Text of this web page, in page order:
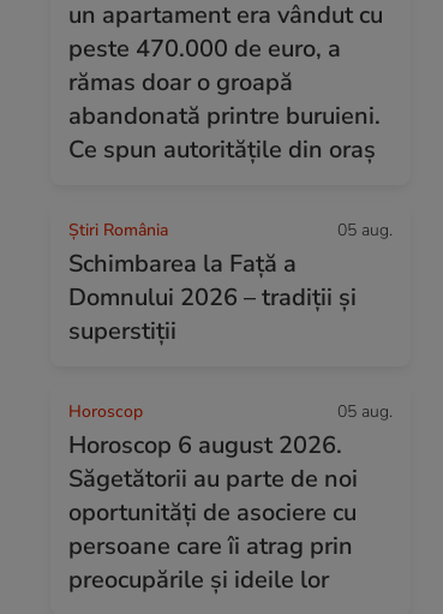
un apartament era vândut cu
peste 470.000 de euro, a
rămas doar o groapă
abandonată printre buruieni.
Ce spun autoritățile din oraș
Știri România 05 aug.
Schimbarea la Față a
Domnului 2026 – tradiții și
superstiții
Horoscop 05 aug.
Horoscop 6 august 2026.
Săgetătorii au parte de noi
oportunități de asociere cu
persoane care îi atrag prin
preocupările și ideile lor